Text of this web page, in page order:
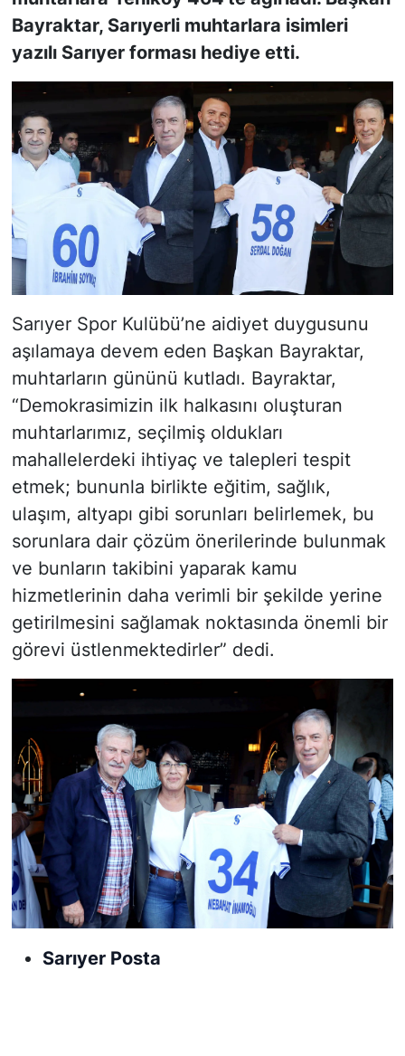
Bayraktar, Sarıyerli muhtarlara isimleri
yazılı Sarıyer forması hediye etti.
Sarıyer Spor Kulübü’ne aidiyet duygusunu
aşılamaya devem eden Başkan Bayraktar,
muhtarların gününü kutladı. Bayraktar,
“Demokrasimizin ilk halkasını oluşturan
muhtarlarımız, seçilmiş oldukları
mahallelerdeki ihtiyaç ve talepleri tespit
etmek; bununla birlikte eğitim, sağlık,
ulaşım, altyapı gibi sorunları belirlemek, bu
sorunlara dair çözüm önerilerinde bulunmak
ve bunların takibini yaparak kamu
hizmetlerinin daha verimli bir şekilde yerine
getirilmesini sağlamak noktasında önemli bir
görevi üstlenmektedirler” dedi.
Sarıyer Posta
TEKNOLOJİ
TÜRKİYE VE DÜNYA GÜNDEMİ
VİDEO GALERİ
YAŞAM